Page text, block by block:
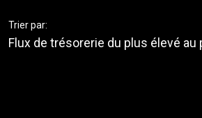
Trier par:
Flux de trésorerie du plus élevé au